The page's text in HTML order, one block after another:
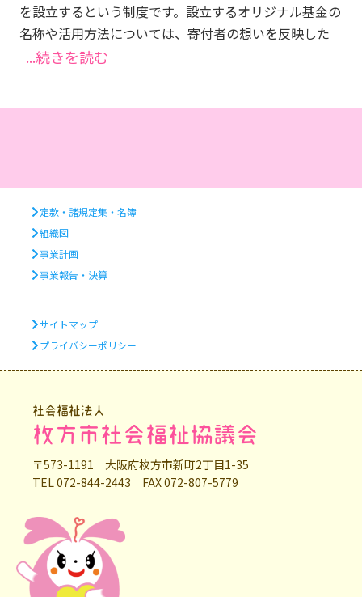
を設立するという制度です。設立するオリジナル基金の
名称や活用方法については、寄付者の想いを反映した
...続きを読む
定款・諸規定集・名簿
組織図
事業計画
事業報告・決算
サイトマップ
プライバシーポリシー
社会福祉法人
枚方市社会福祉協議会
〒573-1191 大阪府枚方市新町2丁目1-35
TEL 072-844-2443 FAX 072-807-5779